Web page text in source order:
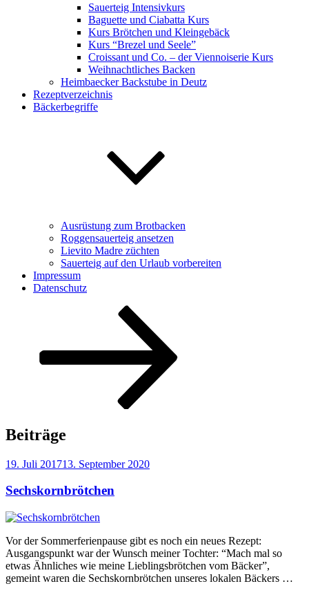
Sauerteig Intensivkurs
Baguette und Ciabatta Kurs
Kurs Brötchen und Kleingebäck
Kurs “Brezel und Seele”
Croissant und Co. – der Viennoiserie Kurs
Weihnachtliches Backen
Heimbaecker Backstube in Deutz
Rezeptverzeichnis
Bäckerbegriffe
Ausrüstung zum Brotbacken
Roggensauerteig ansetzen
Lievito Madre züchten
Sauerteig auf den Urlaub vorbereiten
Impressum
Datenschutz
Beiträge
Veröffentlicht
19. Juli 201713. September 2020
Sechskornbrötchen
Vor der Sommerferienpause gibt es noch ein neues Rezept:
Ausgangspunkt war der Wunsch meiner Tochter: “Mach mal so
etwas Ähnliches wie meine Lieblingsbrötchen vom Bäcker”,
gemeint waren die Sechskornbrötchen unseres lokalen Bäckers …